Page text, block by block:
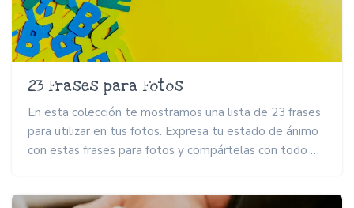
23 Frases para Fotos
En esta colección te mostramos una lista de 23 frases
para utilizar en tus fotos. Expresa tu estado de ánimo
con estas frases para fotos y compártelas con todo …